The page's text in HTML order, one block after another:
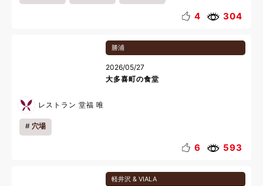
4 304
勝浦
2026/05/27
大多喜町の食堂
レストラン 堂福 唯
穴場
6 593
軽井沢 & VIALA